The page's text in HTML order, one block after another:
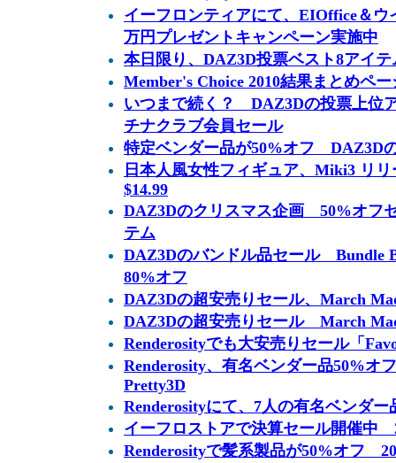
イーフロンティアにて、EIOffice＆ウ
万円プレゼントキャンペーン実施中
本日限り、DAZ3D投票ベスト8アイテ
Member's Choice 2010結果まとめペー
いつまで続く？ DAZ3Dの投票上位
チナクラブ会員セール
特定ベンダー品が50%オフ DAZ3Dの
日本人風女性フィギュア、Miki3 リ
$14.99
DAZ3Dのクリスマス企画 50%オフ
テム
DAZ3Dのバンドル品セール Bundle
80%オフ
DAZ3Dの超安売りセール、March
DAZ3Dの超安売りセール March
Renderosityでも大安売りセール「
Renderosity、有名ベンダー品50%オ
Pretty3D
Renderosityにて、7人の有名ベンダー
イーフロストアで決算セール開催中
Renderosityで髪系製品が50%オフ